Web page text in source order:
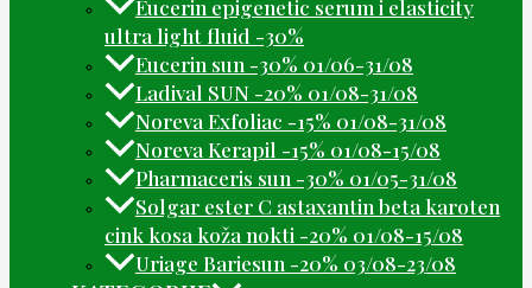
Eucerin epigenetic serum i elasticity
ultra light fluid -30%
Eucerin sun -30% 01/06-31/08
Ladival SUN -20% 01/08-31/08
Noreva Exfoliac -15% 01/08-31/08
Noreva Kerapil -15% 01/08-15/08
Pharmaceris sun -30% 01/05-31/08
Solgar ester C astaxantin beta karoten
cink kosa koža nokti -20% 01/08-15/08
Uriage Bariesun -20% 03/08-23/08